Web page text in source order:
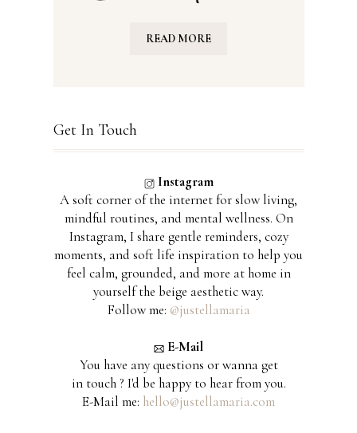
READ MORE
Get In Touch
Instagram
A soft corner of the internet for slow living,
mindful routines, and mental wellness. On
Instagram, I share gentle reminders, cozy
moments, and soft life inspiration to help you
feel calm, grounded, and more at home in
yourself the beige aesthetic way.
Follow me: @justellamaria
E-Mail
You have any questions or wanna get
in touch ? I'd be happy to hear from you.
E-Mail me: hello@justellamaria.com